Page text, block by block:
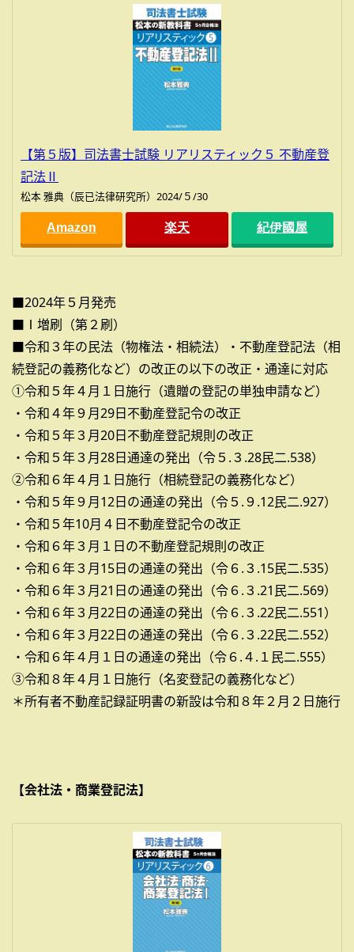
【第５版】司法書士試験 リアリスティック５ 不動産登
記法Ⅱ
松本 雅典（辰已法律研究所）2024/５/30
Amazon 楽天 紀伊國屋
■2024年５月発売
■Ⅰ増刷（第２刷）
■令和３年の民法（物権法・相続法）・不動産登記法（相
続登記の義務化など）の改正の以下の改正・通達に対応
①令和５年４月１日施行（遺贈の登記の単独申請など）
・令和４年９月29日不動産登記令の改正
・令和５年３月20日不動産登記規則の改正
・令和５年３月28日通達の発出（令５.３.28民二.538）
②令和６年４月１日施行（相続登記の義務化など）
・令和５年９月12日の通達の発出（令５.９.12民二.927）
・令和５年10月４日不動産登記令の改正
・令和６年３月１日の不動産登記規則の改正
・令和６年３月15日の通達の発出（令６.３.15民二.535）
・令和６年３月21日の通達の発出（令６.３.21民二.569）
・令和６年３月22日の通達の発出（令６.３.22民二.551）
・令和６年３月22日の通達の発出（令６.３.22民二.552）
・令和６年４月１日の通達の発出（令６.４.１民二.555）
③令和８年４月１日施行（名変登記の義務化など）
＊所有者不動産記録証明書の新設は令和８年２月２日施行
【会社法・商業登記法】